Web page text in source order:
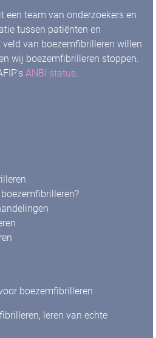
een team van onderzoekers en
tussen patiënten en
van boezemfibrilleren willen
wij boezemfibrilleren stoppen.
ANBI status.
boezemfibrilleren
leren van echte